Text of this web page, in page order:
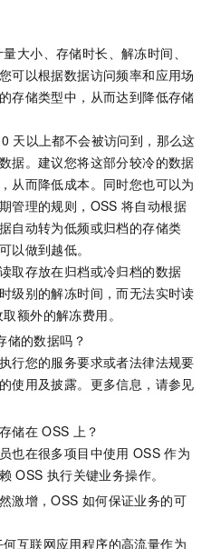
大小、存储时长、解冻时间、
可以根据数据访问频率和应用场
存储类型中，从而达到降低存储
天以上都不会被访问到，那么这
据。建议您将这部分较冷的数据
从而降低成本。同时您也可以为
管理的规则，OSS 将自动根据
自动转为低频或归档的存储类
以做到越低。
取存放在归档或冷归档的数据
级别的解冻时间，而无法实时读
额外的解冻费用。
储的数据吗？
行您的服务要求或者法律法规要
使用及披露。更多信息，请参见
储在 OSS 上？
也在很多项目中使用 OSS 作为
OSS 执行关键业务操作。
激增，OSS 如何保证业务的可
互联网应用程序的高流量作为